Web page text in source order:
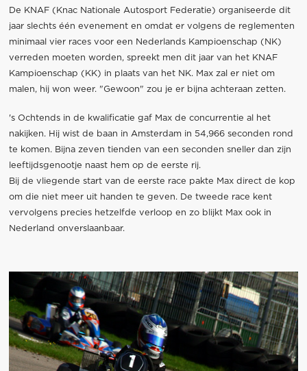
De KNAF (Knac Nationale Autosport Federatie) organiseerde dit
jaar slechts één evenement en omdat er volgens de reglementen
minimaal vier races voor een Nederlands Kampioenschap (NK)
verreden moeten worden, spreekt men dit jaar van het KNAF
Kampioenschap (KK) in plaats van het NK. Max zal er niet om
malen, hij won weer. "Gewoon" zou je er bijna achteraan zetten.
's Ochtends in de kwalificatie gaf Max de concurrentie al het
nakijken. Hij wist de baan in Amsterdam in 54,966 seconden rond
te komen. Bijna zeven tienden van een seconden sneller dan zijn
leeftijdsgenootje naast hem op de eerste rij.
Bij de vliegende start van de eerste race pakte Max direct de kop
om die niet meer uit handen te geven. De tweede race kent
vervolgens precies hetzelfde verloop en zo blijkt Max ook in
Nederland onverslaanbaar.